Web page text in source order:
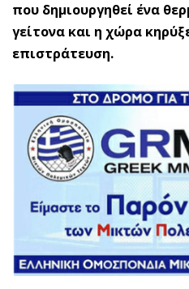
που δημιουργηθεί ένα
γείτονα και η χώρα
επιστράτευση.